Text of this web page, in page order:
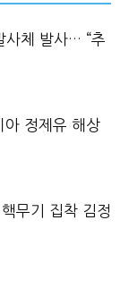
사체 발사… “추
정제유 해상
무기 집착 김정